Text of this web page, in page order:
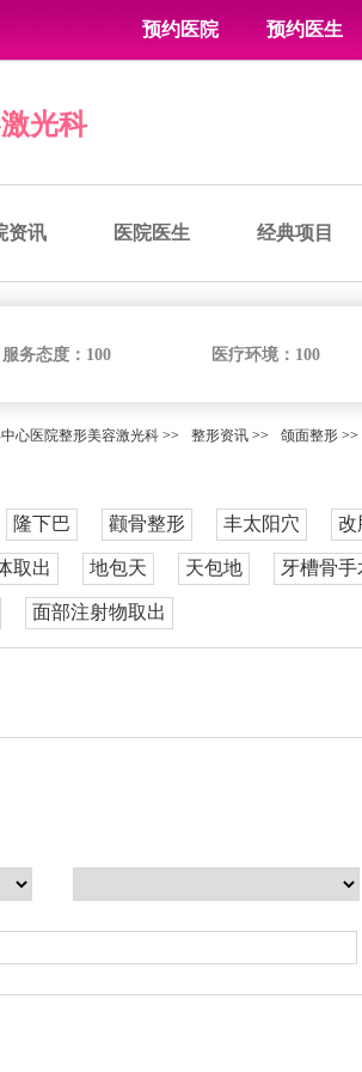
预约医院 预约医生
光科
资讯 医院医生 经典项目
服务态度： 100 医疗环境： 100
心医院整形美容激光科 >> 整形资讯 >> 颌面整形 >>
隆下巴 颧骨整形 丰太阳穴 改
取出 地包天 天包地 牙槽骨手
面部注射物取出